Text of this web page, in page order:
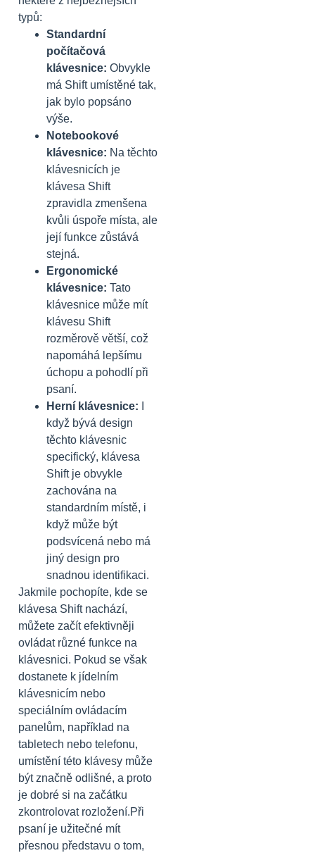
typů:
Standardní
počítačová
klávesnice: Obvykle
má Shift umístěné tak,
jak bylo popsáno
výše.
Notebookové
klávesnice: Na těchto
klávesnicích je
klávesa Shift
zpravidla zmenšena
kvůli úspoře místa, ale
její funkce zůstává
stejná.
Ergonomické
klávesnice: Tato
klávesnice může mít
klávesu Shift
rozměrově větší, což
napomáhá lepšímu
úchopu a pohodlí při
psaní.
Herní klávesnice:
když bývá design
těchto klávesnic
specifický, klávesa
Shift je obvykle
zachována na
standardním místě, i
když může být
podsvícená nebo má
jiný design pro
snadnou identifikaci.
Jakmile pochopíte, kde se
klávesa Shift nachází,
můžete začít efektivněji
ovládat různé funkce na
klávesnici. Pokud se však
dostanete k jídelním
klávesnicím nebo
speciálním ovládacím
panelům, například na
tabletech nebo telefonu,
umístění této klávesy může
být značně odlišné, a proto
je dobré si na začátku
zkontrolovat rozložení.Při
psaní je užitečné mít
přesnou představu o tom,